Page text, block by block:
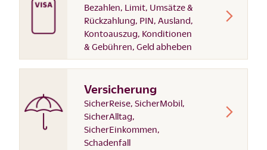
Bezahlen, Limit, Umsätze &
Rückzahlung, PIN, Ausland,
Kontoauszug, Konditionen
& Gebühren, Geld abheben
Versicherung
SicherReise, SicherMobil,
SicherAlltag,
SicherEinkommen,
Schadenfall